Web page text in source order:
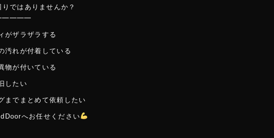
ではありませんか？
がザラザラする
汚れが付着している
物が付いている
したい
までまとめて依頼したい
へお任せください